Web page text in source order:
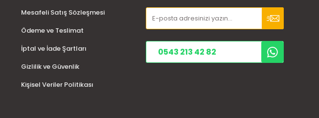
Mesafeli Satış Sözleşmesi
Ödeme ve Teslimat
İptal ve İade Şartları
Gizlilik ve Güvenlik
Kişisel Veriler Politikası
0543 213 42 82